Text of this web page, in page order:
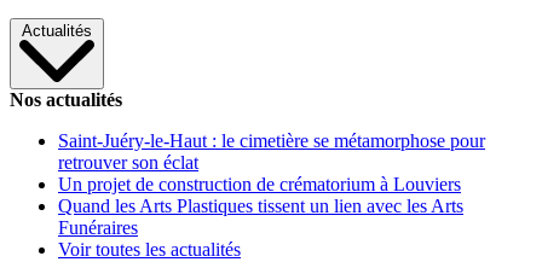
Actualités
Nos actualités
Saint-Juéry-le-Haut : le cimetière se métamorphose pour
retrouver son éclat
Un projet de construction de crématorium à Louviers
Quand les Arts Plastiques tissent un lien avec les Arts
Funéraires
Voir toutes les actualités